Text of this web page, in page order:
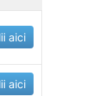
aici
aici